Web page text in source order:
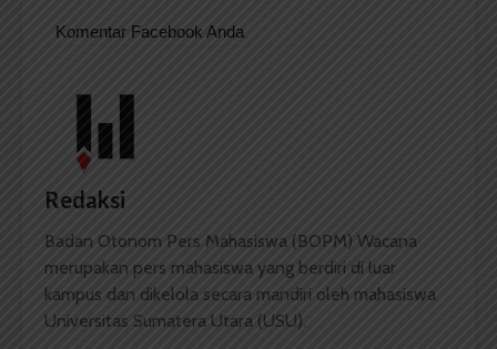
Komentar Facebook Anda
Redaksi
Badan Otonom Pers Mahasiswa (BOPM) Wacana
merupakan pers mahasiswa yang berdiri di luar
kampus dan dikelola secara mandiri oleh mahasiswa
Universitas Sumatera Utara (USU).